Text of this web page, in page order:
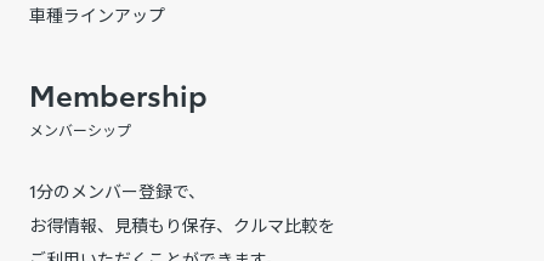
車種ラインアップ
Membership
メンバーシップ
1分のメンバー登録で、
お得情報、見積もり保存、クルマ比較を